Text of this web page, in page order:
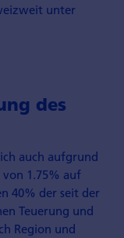
unter
des
auch aufgrund
1.75% auf
40% der seit der
Teuerung und
Region und